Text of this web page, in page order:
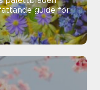
guide för